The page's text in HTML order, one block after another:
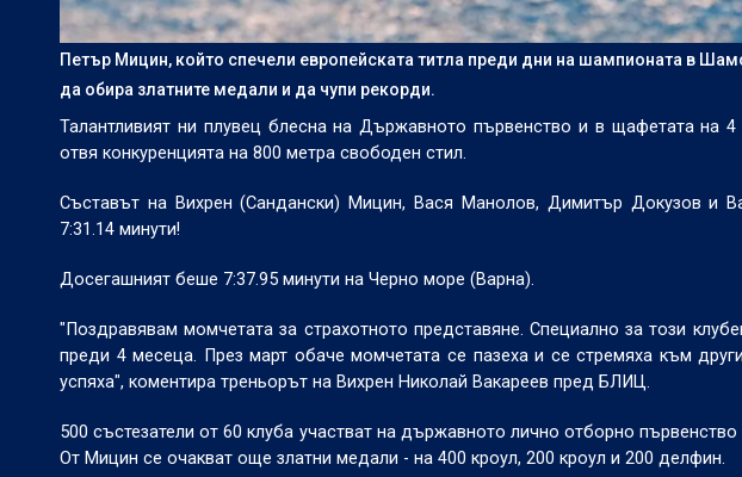
Петър Мицин, който спечели европейската титла преди дни на шампионата в
да обира златните медали и да чупи рекорди.
Талантливият ни плувец блесна на Държавното първенство и в щафетата на
отвя конкуренцията на 800 метра свободен стил.
Съставът на Вихрен (Сандански) Мицин, Вася Манолов, Димитър Докузов и
7:31.14 минути!
Досегашният беше 7:37.95 минути на Черно море (Варна).
"Поздравявам момчетата за страхотното представяне. Специално за този
преди 4 месеца. През март обаче момчетата се пазеха и се стремяха към
успяха", коментира треньорът на Вихрен Николай Вакареев пред БЛИЦ.
500 състезатели от 60 клуба участват на държавното лично отборно
От Мицин се очакват още златни медали - на 400 кроул, 200 кроул и 200 делфин.